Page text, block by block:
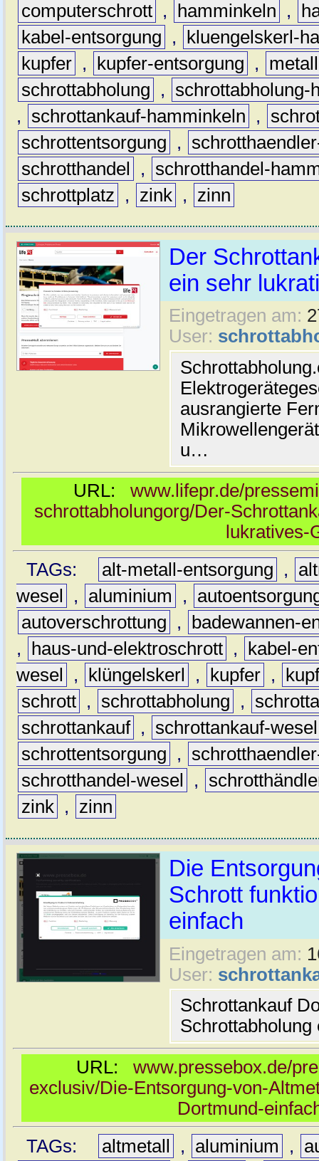
computerschrott , hamminkeln ,
kabel-entsorgung
,
kluengelskerl-
kupfer , kupfer-entsorgung ,
metall
schrottabholung
,
schrottabholung-
,
schrottankauf-hamminkeln ,
schrottentsorgung
,
schrotthandel
,
schrotthandel-
schrottplatz
, zink , zinn
Der
ein sehr
Eingetragen am:
User:
ausrangierte
u…
URL: www.lifepr.de/
schrottabholungorg/Der-
lukratives-
TAGs:
alt-metall-entsorgung ,
wesel
, aluminium ,
autoverschrottung
,
badewannen-
,
haus-und-elektroschrott ,
kabel-
wesel
, klüngelskerl , kupfer ,
schrott , schrottabholung ,
schrottankauf ,
schrottankauf-wesel
schrottentsorgung
,
schrotthandel-wesel
,
zink , zinn
Die
Schrott
einfach
Eingetragen am:
User:
Schrottankauf
URL: www.pressebox.de/
exclusiv/Die-Entsorgung-von-
Dortmund-
TAGs:
altmetall , aluminium ,